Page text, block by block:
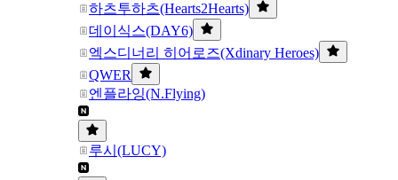
하츠투하츠(Hearts2Hearts)
데이식스(DAY6)
엑스디너리 히어로즈(Xdinary Heroes)
QWER
엔플라잉(N.Flying)
루시(LUCY)